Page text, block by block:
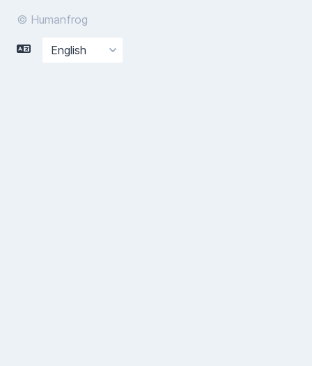
© Humanfrog